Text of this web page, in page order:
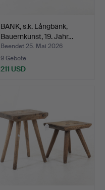
BANK, s.k. Långbänk,
Bauernkunst, 19. Jahr…
Beendet 25. Mai 2026
9 Gebote
211 USD